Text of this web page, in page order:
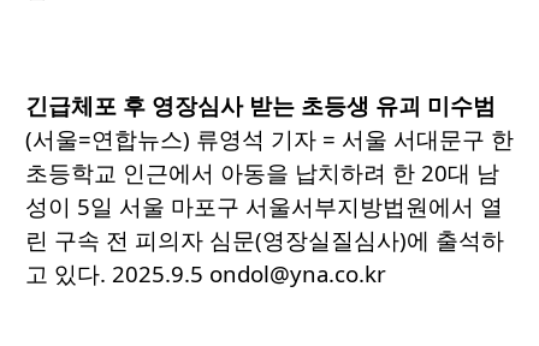
긴급체포 후 영장심사 받는 초등생 유괴 미수범
(서울=연합뉴스) 류영석 기자 = 서울 서대문구 한
초등학교 인근에서 아동을 납치하려 한 20대 남
성이 5일 서울 마포구 서울서부지방법원에서 열
린 구속 전 피의자 심문(영장실질심사)에 출석하
고 있다. 2025.9.5 ondol@yna.co.kr